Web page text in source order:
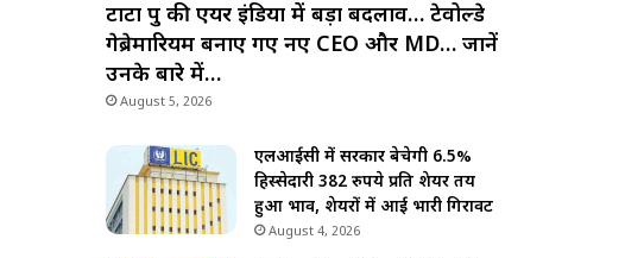
टाटा ग्रुप की एयर इंडिया में बड़ा बदलाव… टेवोल्डे
गेब्रेमारियम बनाए गए नए CEO और MD… जानें
उनके बारे में…
August 5, 2026
एलआईसी में सरकार बेचेगी 6.5%
हिस्सेदारी 382 रुपये प्रति शेयर तय
हुआ भाव, शेयरों में आई भारी गिरावट
August 4, 2026